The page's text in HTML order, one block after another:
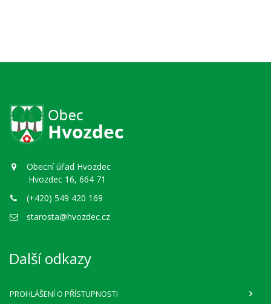
Obecní úřad Hvozdec
Hvozdec 16, 664 71
(+420) 549 420 169
starosta@hvozdec.cz
Další odkazy
PROHLÁŠENÍ O PŘÍSTUPNOSTI